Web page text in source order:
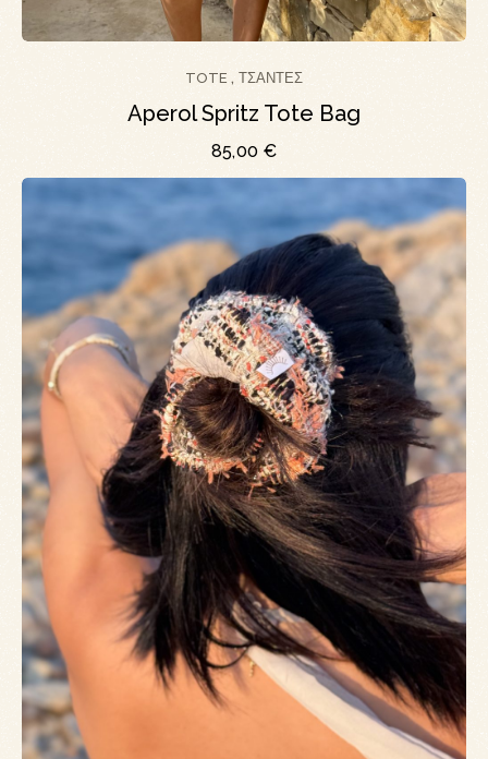
TOTE , ΤΣΆΝΤΕΣ
Aperol Spritz Tote Bag
85,00 €